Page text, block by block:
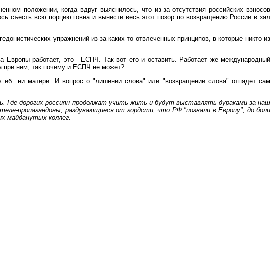
положении, когда вдруг выяснилось, что из-за отсутствия российских взносов
съесть всю порцию говна и вынести весь этот позор по возвращению России в зал
упражнений из-за каких-то отвлеченных принципов, в которые никто из
Европы работает, это - ЕСПЧ. Так вот его и оставить. Работает же международный
при нем, так почему и ЕСПЧ не может?
еб...ни матери. И вопрос о "лишении слова" или "возвращении слова" отпадет сам
Где дорогих россиян продолжат учить жить и будут выставлять дураками за наш
пропагандоны, раздувающиеся от гордсти, что РФ "позвали в Европу", до боли
майданутых коллег.